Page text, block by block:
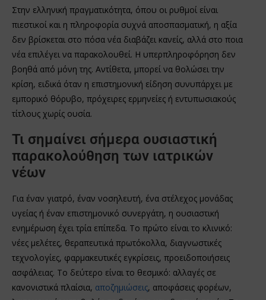
Στην ελληνική πραγματικότητα, όπου οι ρυθμοί είναι
πιεστικοί και η πληροφορία συχνά αποσπασματική, η αξία
δεν βρίσκεται στο πόσα νέα διαβάζει κανείς, αλλά στο ποια
νέα επιλέγει να παρακολουθεί. Η υπερπληροφόρηση δεν
βοηθά από μόνη της. Αντίθετα, μπορεί να θολώσει την
κρίση, ειδικά όταν η επιστημονική είδηση συνυπάρχει με
εμπορικό θόρυβο, πρόχειρες ερμηνείες ή εντυπωσιακούς
τίτλους χωρίς ουσία.
Τι σημαίνει σήμερα ουσιαστική
παρακολούθηση των ιατρικών
νέων
Για έναν γιατρό, έναν νοσηλευτή, ένα στέλεχος μονάδας
υγείας ή έναν επιστημονικό συνεργάτη, η ουσιαστική
ενημέρωση έχει τρία επίπεδα. Το πρώτο είναι το κλινικό:
νέες μελέτες, θεραπευτικά πρωτόκολλα, διαγνωστικές
τεχνολογίες, φαρμακευτικές εγκρίσεις, προειδοποιήσεις
ασφάλειας. Το δεύτερο είναι το θεσμικό: αλλαγές σε
κανονιστικά πλαίσια, αποζημιώσεις, αποφάσεις φορέων,